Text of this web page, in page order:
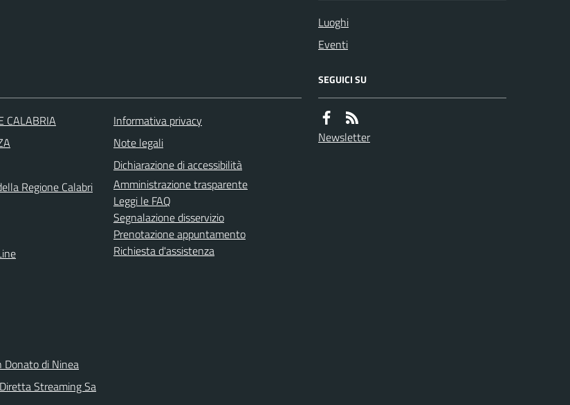
Luoghi
Eventi
CALABRIA
Regione Calabri
Donato di Ninea
Streaming Sa
Informativa privacy
Note legali
Dichiarazione di accessibilità
Amministrazione trasparente
Leggi le FAQ
Segnalazione disservizio
Prenotazione appuntamento
Richiesta d'assistenza
SEGUICI SU
Newsletter